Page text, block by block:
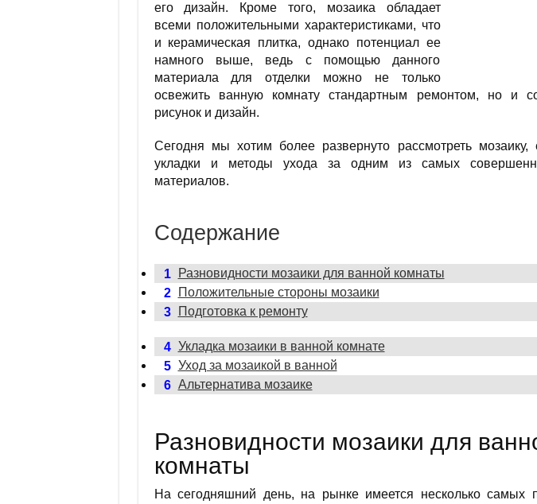
его дизайн. Кроме того, мозаика обладает
всеми положительными характеристиками, что
и керамическая плитка, однако потенциал ее
намного выше, ведь с помощью данного
материала для отделки можно не только
освежить ванную комнату стандартным ремонтом, но и
рисунок и дизайн.
Сегодня мы хотим более развернуто рассмотреть
укладки и методы ухода за одним из самых
материалов.
Содержание
1
Разновидности мозаики для ванной комнаты
2
Положительные стороны мозаики
3
Подготовка к ремонту
4 Укладка мозаики в ванной комнате
5 Уход за мозаикой в ванной
6 Альтернатива мозаике
Разновидности мозаики для
комнаты
На сегодняшний день, на рынке имеется несколько самых